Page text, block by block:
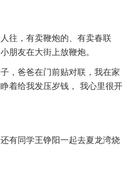
往，有卖鞭炮的、有卖春联
朋友在大街上放鞭炮。
，爸爸在门前贴对联，我在家
着给我发压岁钱， 我心里很开
有同学王铮阳一起去夏龙湾烧